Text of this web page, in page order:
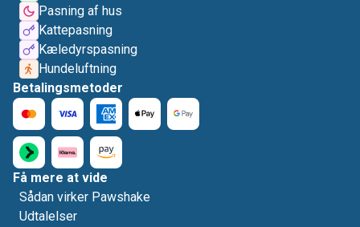
Pasning af hus
Kattepasning
Kæledyrspasning
Hundeluftning
Betalingsmetoder
Få mere at vide
Sådan virker Pawshake
Udtalelser